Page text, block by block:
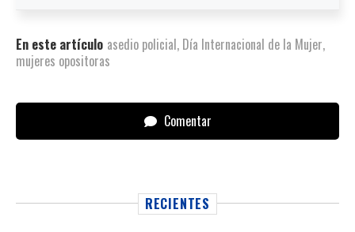
En este artículo asedio policial, Día Internacional de la Mujer,
mujeres opositoras
Comentar
RECIENTES